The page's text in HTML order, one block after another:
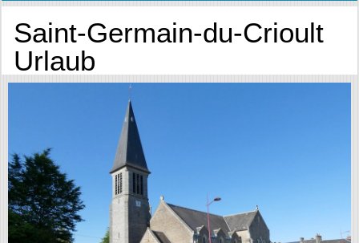
Saint-Germain-du-Crioult
Urlaub